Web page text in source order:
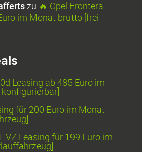
zu 🔥 Opel Frontera
im Monat brutto [frei
Leasing ab 485 Euro im
für 200 Euro im Monat
VZ Leasing für 199 Euro im